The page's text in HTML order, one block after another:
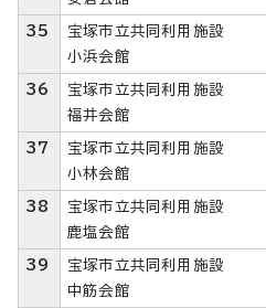
35
宝塚市立共同利用施設
小浜会館
36
宝塚市立共同利用施設
福井会館
37
宝塚市立共同利用施設
小林会館
38
宝塚市立共同利用施設
鹿塩会館
39
宝塚市立共同利用施設
中筋会館